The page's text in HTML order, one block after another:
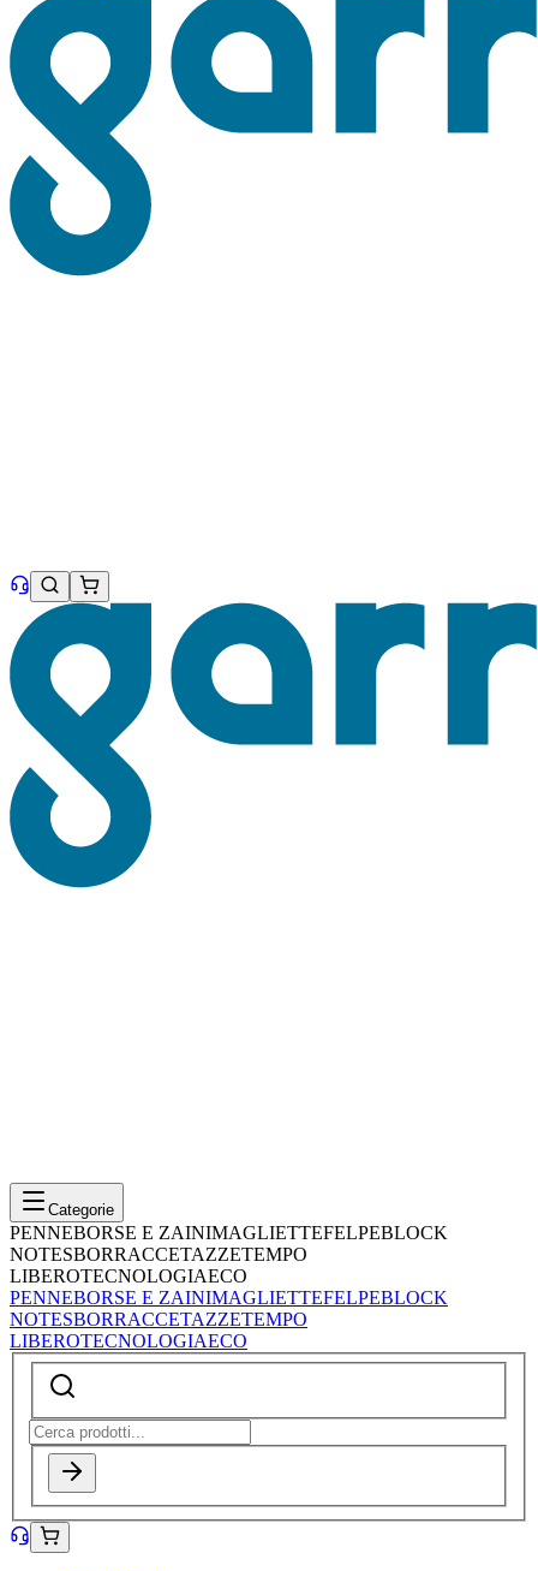
Categorie
PENNEBORSE E ZAINIMAGLIETTEFELPEBLOCK
NOTESBORRACCETAZZETEMPO
LIBEROTECNOLOGIAECO
PENNEBORSE E ZAINIMAGLIETTEFELPEBLOCK
NOTESBORRACCETAZZETEMPO
LIBEROTECNOLOGIAECO